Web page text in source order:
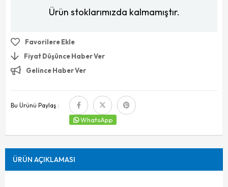
Ürün stoklarımızda kalmamıştır.
Favorilere Ekle
Fiyat Düşünce Haber Ver
Gelince Haber Ver
Bu Ürünü Paylaş :
WhatsApp
ÜRÜN AÇIKLAMASI